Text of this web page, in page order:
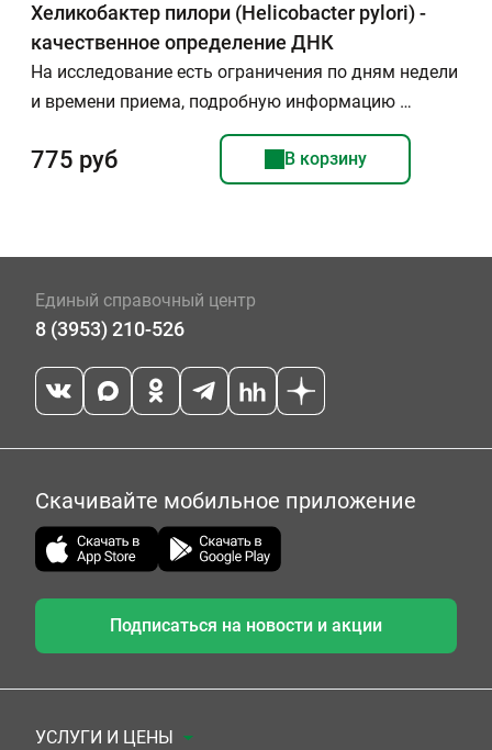
Хеликобактер пилори (Helicobacter pylori) -
качественное определение ДНК
На исследование есть ограничения по дням недели
и времени приема, подробную информацию …
775 руб В корзину
Единый справочный центр
8 (3953) 210-526
Скачивайте мобильное приложение
Подписаться на новости и акции
УСЛУГИ И ЦЕНЫ